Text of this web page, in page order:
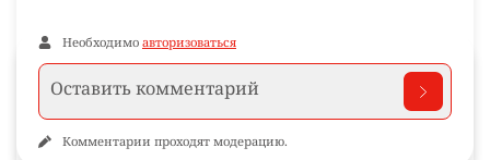
Необходимо авторизоваться
Комментарии проходят модерацию.